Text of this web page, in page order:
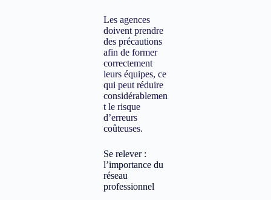
Les agences
doivent prendre
des précautions
afin de former
correctement
leurs équipes, ce
qui peut réduire
considérablemen
t le risque
d’erreurs
coûteuses.
Se relever :
l’importance du
réseau
professionnel